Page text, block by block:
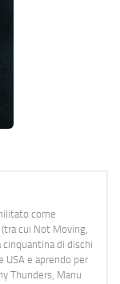
come
cui Not Moving,
di dischi
USA e aprendo per
Thunders, Manu